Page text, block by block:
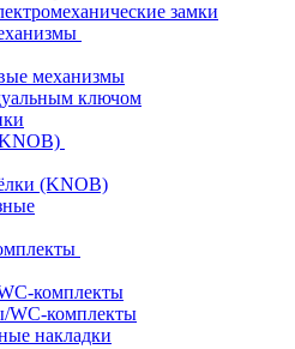
замки
механизмы
ключом
(KNOB)
комплекты
WC-комплекты
накладки